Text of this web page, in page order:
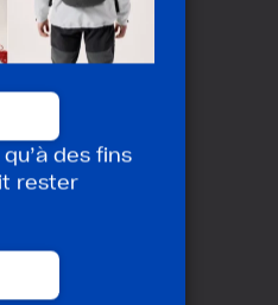
des fins
rester